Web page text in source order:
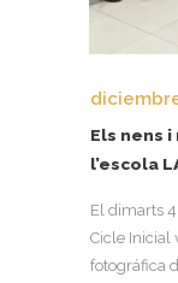
Els nens
l’escola
El dimarts
Cicle Inicial
fotográfica